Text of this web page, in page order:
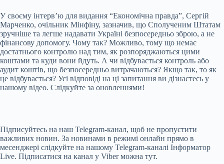
У своєму інтерв’ю для видання “Економічна правда”, Сергій
Марченко, очільник Мінфіну, зазначив, що Сполученим Штатам
зручніше та легше надавати Україні безпосередньо зброю, а не
фінансову допомогу. Чому так? Можливо, тому що немає
достатнього контролю над тим, як розпоряджаються цими
коштами та куди вони йдуть. А чи відбувається контроль або
аудит коштів, що безпосередньо витрачаються? Якщо так, то як
це відбувається? Усі відповіді на ці запитання ви дізнаєтесь у
нашому відео. Слідкуйте за оновленнями!
Підписуйтесь на наш Telegram-канал, щоб не пропустити
важливих новин. За новинами в режимі онлайн прямо в
месенджері слідкуйте на нашому Telegram-каналі Інформатор
Live. Підписатися на канал у Viber можна тут.